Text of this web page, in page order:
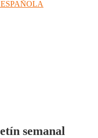
semanal